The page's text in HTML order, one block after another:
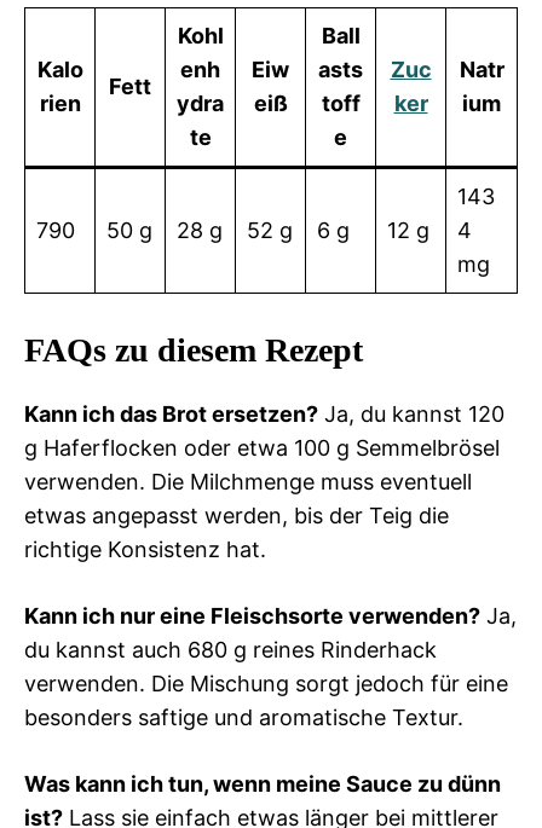
Kalo
rien
Fett
Kohl
enh
ydra
te
Eiw
eiß
Ball
asts
toff
e
Zuc
ker
Natr
ium
790 50 g 28 g 52 g 6 g 12 g
143
4
mg
FAQs zu diesem Rezept
Kann ich das Brot ersetzen? Ja, du kannst 120
g Haferflocken oder etwa 100 g Semmelbrösel
verwenden. Die Milchmenge muss eventuell
etwas angepasst werden, bis der Teig die
richtige Konsistenz hat.
Kann ich nur eine Fleischsorte verwenden? Ja,
du kannst auch 680 g reines Rinderhack
verwenden. Die Mischung sorgt jedoch für eine
besonders saftige und aromatische Textur.
Was kann ich tun, wenn meine Sauce zu dünn
ist? Lass sie einfach etwas länger bei mittlerer